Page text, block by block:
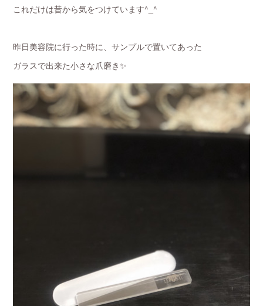
これだけは昔から気をつけています^_^
昨日美容院に行った時に、サンプルで置いてあった
ガラスで出来た小さな爪磨き✨